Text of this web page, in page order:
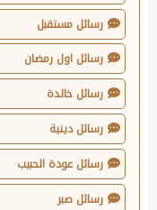
رسائل مستقبل
رسائل اول رمضان
رسائل خالدة
رسائل دينية
رسائل عودة الحبيب
رسائل صبر